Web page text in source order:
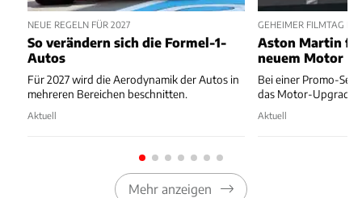
NEUE REGELN FÜR 2027
So verändern sich die Formel-1-
Autos
Für 2027 wird die Aerodynamik der Autos in
mehreren Bereichen beschnitten.
Aktuell
GEHEIMER FILMTAG IN
Aston Martin
neuem Motor
Bei einer Promo-
das Motor-Upgrade
Aktuell
Mehr anzeigen